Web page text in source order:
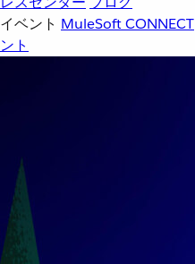
イベント MuleSoft CONNECT
ント